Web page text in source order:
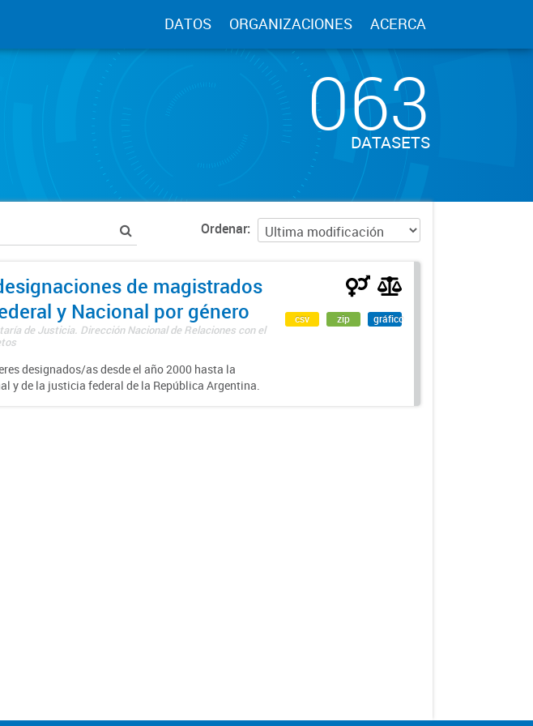
DATOS ORGANIZACIONES ACERCA
063
DATASETS
Ordenar
de magistrados
y Nacional por género
de Justicia. Dirección Nacional de Relaciones con el
designados/as desde el año 2000 hasta la
y de la justicia federal de la República Argentina.
csv zip gráfico